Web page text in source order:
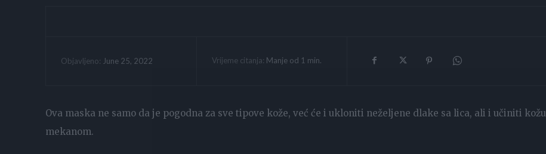
Objavljeno: June 25, 2022 Vrijeme citanja: Manje od 1 min.
Ova maska ne samo da je pogodna za sve tipove kože, već će i ukloniti neželjene dlake sa lica, ali i učiniti kožu
mekanom.